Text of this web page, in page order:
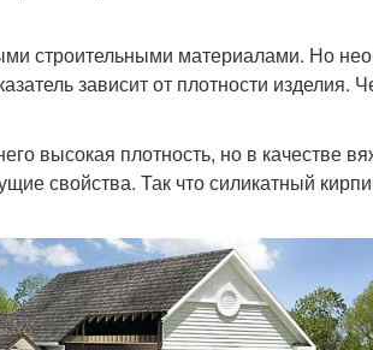
строительными материалами. Но
зависит от плотности
высокая плотность, но в качестве
свойства. Так что силикатный